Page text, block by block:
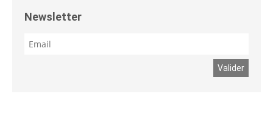
Newsletter